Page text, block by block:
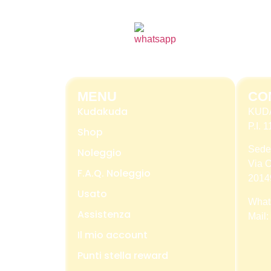
MENU
Kudakuda
Shop
Noleggio
F.A.Q. Noleggio
Usato
Assistenza
Il mio account
Punti stella reward
P.I.
Via
Mail: